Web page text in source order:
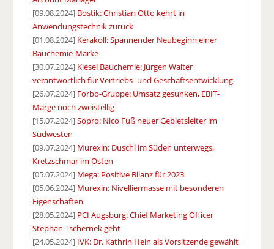
[09.08.2024] Bostik: Christian Otto kehrt in
Anwendungstechnik zurück
[01.08.2024] Kerakoll: Spannender Neubeginn einer
Bauchemie-Marke
[30.07.2024] Kiesel Bauchemie: Jürgen Walter
verantwortlich für Vertriebs- und Geschäftsentwicklung
[26.07.2024] Forbo-Gruppe: Umsatz gesunken, EBIT-
Marge noch zweistellig
[15.07.2024]Sopro: Nico Fuß neuer Gebietsleiter im
Südwesten
[09.07.2024] Murexin: Duschl im Süden unterwegs,
Kretzschmar im Osten
[05.07.2024] Mega: Positive Bilanz für 2023
[05.06.2024] Murexin: Nivelliermasse mit besonderen
Eigenschaften
[28.05.2024] PCI Augsburg: Chief Marketing Officer
Stephan Tschernek geht
[24.05.2024] IVK: Dr. Kathrin Hein als Vorsitzende gewählt